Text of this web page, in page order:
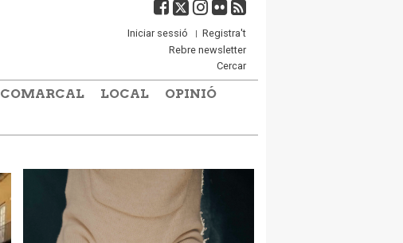
Iniciar sessió
Registra't
Rebre newsletter
Cercar
COMARCAL LOCAL
OPINIÓ